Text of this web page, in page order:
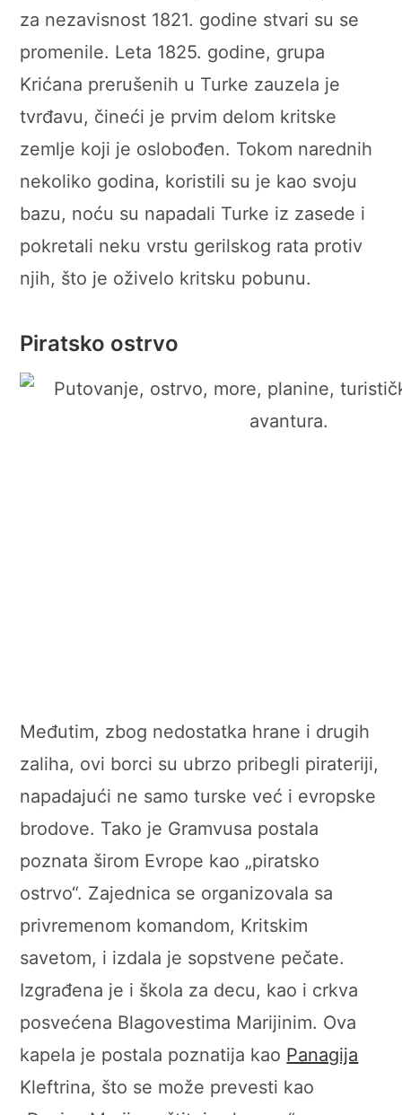
za nezavisnost 1821. godine stvari su se
promenile. Leta 1825. godine, grupa
Krićana prerušenih u Turke zauzela je
tvrđavu, čineći je prvim delom kritske
zemlje koji je oslobođen. Tokom narednih
nekoliko godina, koristili su je kao svoju
bazu, noću su napadali Turke iz zasede i
pokretali neku vrstu gerilskog rata protiv
njih, što je oživelo kritsku pobunu.
Piratsko ostrvo
Međutim, zbog nedostatka hrane i drugih
zaliha, ovi borci su ubrzo pribegli pirateriji,
napadajući ne samo turske već i evropske
brodove. Tako je Gramvusa postala
poznata širom Evrope kao „piratsko
ostrvo“. Zajednica se organizovala sa
privremenom komandom, Kritskim
savetom, i izdala je sopstvene pečate.
Izgrađena je i škola za decu, kao i crkva
posvećena Blagovestima Marijinim. Ova
kapela je postala poznatija kao Panagija
Kleftrina, što se može prevesti kao